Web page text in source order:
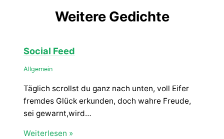
Weitere Gedichte
Social Feed
Allgemein
Täglich scrollst du ganz nach unten, voll Eifer
fremdes Glück erkunden, doch wahre Freude,
sei gewarnt,wird…
Weiterlesen »